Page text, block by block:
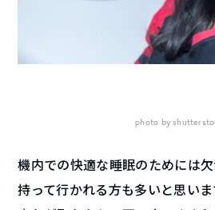
photo by
機内での快適な睡眠のためには欠
持って行かれる方も多いと思い